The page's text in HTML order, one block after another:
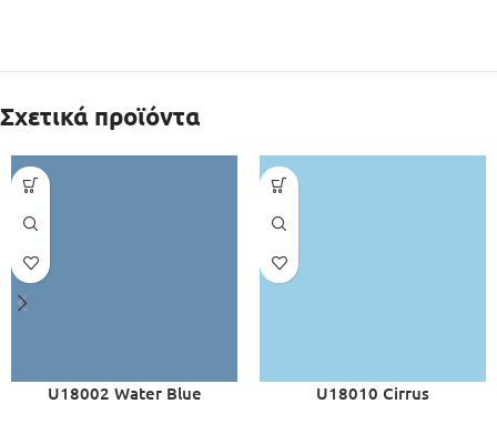
Σχετικά προϊόντα
U18002 Water Blue U18010 Cirrus